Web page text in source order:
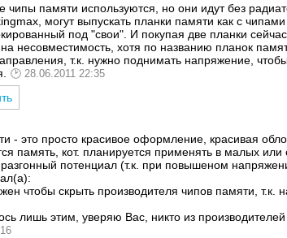
чипы памяти используются, но они идут без
могут выпускать планки памяти как с
под "свои". И покупая две планки
несовместимость, хотя по названию планок
т.к. нужно поднимать напряжение,
28.06.2011 22:35
- это просто красивое оформление, красивая
память, кот. планируется применять в малых
потенциал (т.к. при повышеном
чтобы скрыть производителя чипов памяти,
лишь этим, уверяю Вас, никто из